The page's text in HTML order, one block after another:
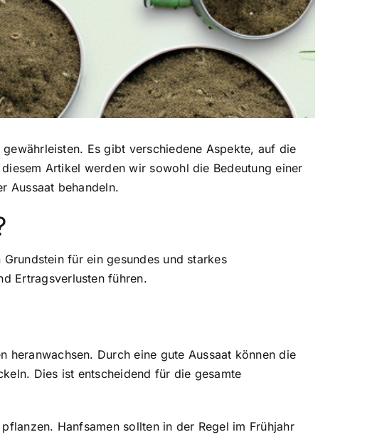
Es gibt verschiedene Aspekte, auf die
Artikel werden wir sowohl die Bedeutung einer
Aussaat behandeln.
für ein gesundes und starkes
Ertragsverlusten führen.
heranwachsen. Durch eine gute Aussaat können die
Dies ist entscheidend für die gesamte
Hanfsamen sollten in der Regel im Frühjahr